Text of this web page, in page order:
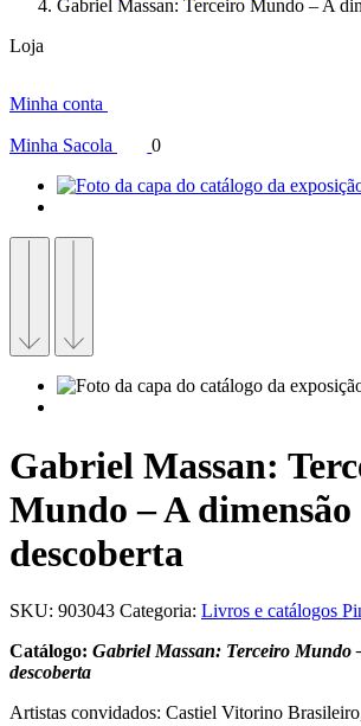
Gabriel Massan: Terceiro Mundo – A
Loja
Minha conta
Minha Sacola
0
Gabriel Massan:
Mundo – A dimensão
descoberta
SKU: 903043 Categoria: Livros e catálogos
Catálogo: Gabriel Massan: Terceiro Mundo
descoberta
Artistas convidados: Castiel Vitorino